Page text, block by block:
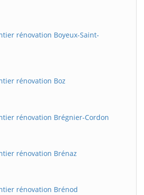
rénovation Boyeux-Saint-
rénovation Boz
rénovation Brégnier-Cordon
rénovation Brénaz
rénovation Brénod